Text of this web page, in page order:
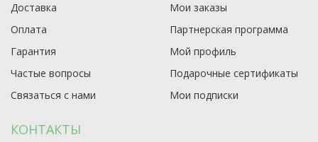
Доставка
Оплата
Гарантия
Частые вопросы
Связаться с нами
Мои заказы
Партнерская программа
Мой профиль
Подарочные сертификаты
Мои подписки
КОНТАКТЫ